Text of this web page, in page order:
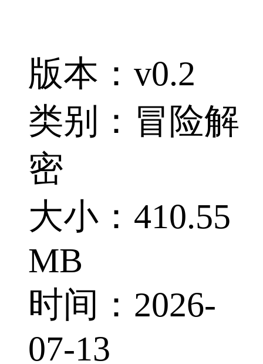
版本：v0.2
类别：冒险解
密
大小：410.55
MB
时间：2026-
07-13